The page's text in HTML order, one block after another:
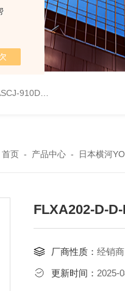
膜密封式压力变送器
首页- 产品中心- 日本横河
FLXA202-D-
厂商性质： 经销商
更新时间： 2025-